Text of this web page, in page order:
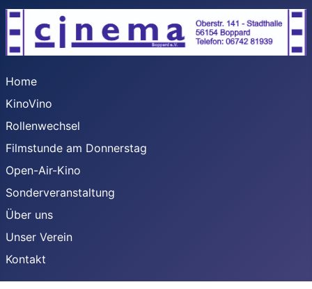
Home
KinoVino
Rollenwechsel
Filmstunde am Donnerstag
Open-Air-Kino
Sonderveranstaltung
Über uns
Unser Verein
Kontakt